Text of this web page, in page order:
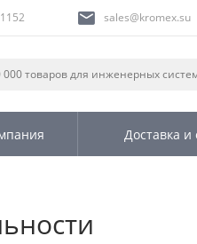
sales@kromex.su
Доставка и